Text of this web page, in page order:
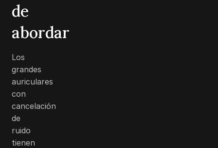
de
abordar
Los
grandes
auriculares
con
cancelación
de
ruido
tienen